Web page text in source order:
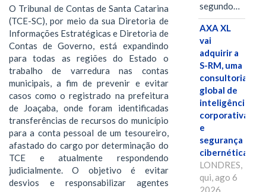
O Tribunal de Contas de Santa Catarina
(TCE-SC), por meio da sua Diretoria de
Informações Estratégicas e Diretoria de
Contas de Governo, está expandindo
para todas as regiões do Estado o
trabalho de varredura nas contas
municipais, a fim de prevenir e evitar
casos como o registrado na prefeitura
de Joaçaba, onde foram identificadas
transferências de recursos do município
para a conta pessoal de um tesoureiro,
afastado do cargo por determinação do
TCE e atualmente respondendo
judicialmente. O objetivo é evitar
desvios e responsabilizar agentes
segundo…
AXA XL
vai
adquirir a
S-RM, uma
consultoria
global de
inteligência
corporativa
e
segurança
cibernética
LONDRES,
qui, ago 6
2026